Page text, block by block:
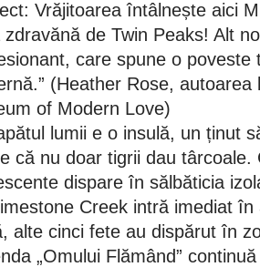
Vrăjitoarea întâlnește aici
zdravănă de Twin Peaks! Alt
care spune o poveste
(Heather Rose, autoarea
of Modern Love)
lumii e o insulă, un ținut
că nu doar tigrii dau târcoale.
dispare în sălbăticia
Creek intră imediat
alte cinci fete au dispărut în
„Omului Flămând”